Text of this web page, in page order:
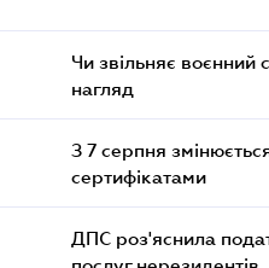
Чи звільняє воєнний
нагляд
З 7 серпня
сертифікатами
ДПС роз'яснила